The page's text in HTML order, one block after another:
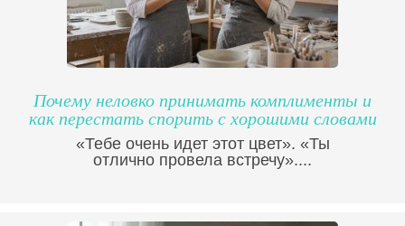
Почему неловко принимать комплименты и
как перестать спорить с хорошими словами
«Тебе очень идет этот цвет». «Ты
отлично провела встречу»....